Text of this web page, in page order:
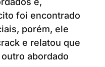
foi encontrado
porém, ele
e relatou que
abordado